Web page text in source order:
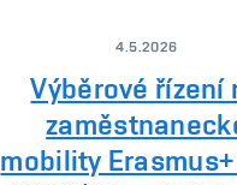
4.5.2026
Výběrové řízení
mobility Erasmus+